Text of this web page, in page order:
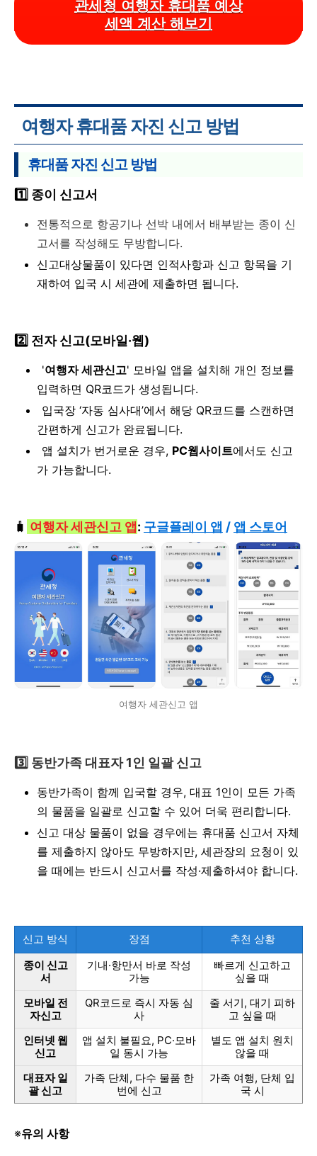
관세청 여행자 휴대품 예상
세액 계산 해보기
여행자 휴대품 자진 신고 방법
휴대품 자진 신고 방법
1️⃣ 종이 신고서
전통적으로 항공기나 선박 내에서 배부받는 종이 신
고서를 작성해도 무방합니다.
신고대상물품이 있다면 인적사항과 신고 항목을 기
재하여 입국 시 세관에 제출하면 됩니다.
2️⃣ 전자 신고(모바일·웹)
'여행자 세관신고' 모바일 앱을 설치해 개인 정보를
입력하면 QR코드가 생성됩니다.
입국장 ‘자동 심사대’에서 해당 QR코드를 스캔하면
간편하게 신고가 완료됩니다.
앱 설치가 번거로운 경우, PC웹사이트에서도 신고
가 가능합니다.
🧳 여행자 세관신고 앱 : 구글플레이 앱 / 앱 스토어
여행자 세관신고 앱
3️⃣ 동반가족 대표자 1인 일괄 신고
동반가족이 함께 입국할 경우, 대표 1인이 모든 가족
의 물품을 일괄로 신고할 수 있어 더욱 편리합니다.
신고 대상 물품이 없을 경우에는 휴대품 신고서 자체
를 제출하지 않아도 무방하지만, 세관장의 요청이 있
을 때에는 반드시 신고서를 작성·제출하셔야 합니다.
신고 방식 장점
추천 상황
종이 신고
서
기내·항만서 바로 작성
가능
빠르게 신고하고
싶을 때
모바일 전
자신고
QR코드로 즉시 자동 심
사
줄 서기, 대기 피하
고 싶을 때
인터넷 웹
신고
앱 설치 불필요, PC·모바
일 동시 가능
별도 앱 설치 원치
않을 때
대표자 일
괄 신고
가족 단체, 다수 물품 한
번에 신고
가족 여행, 단체 입
국 시
※유의 사항